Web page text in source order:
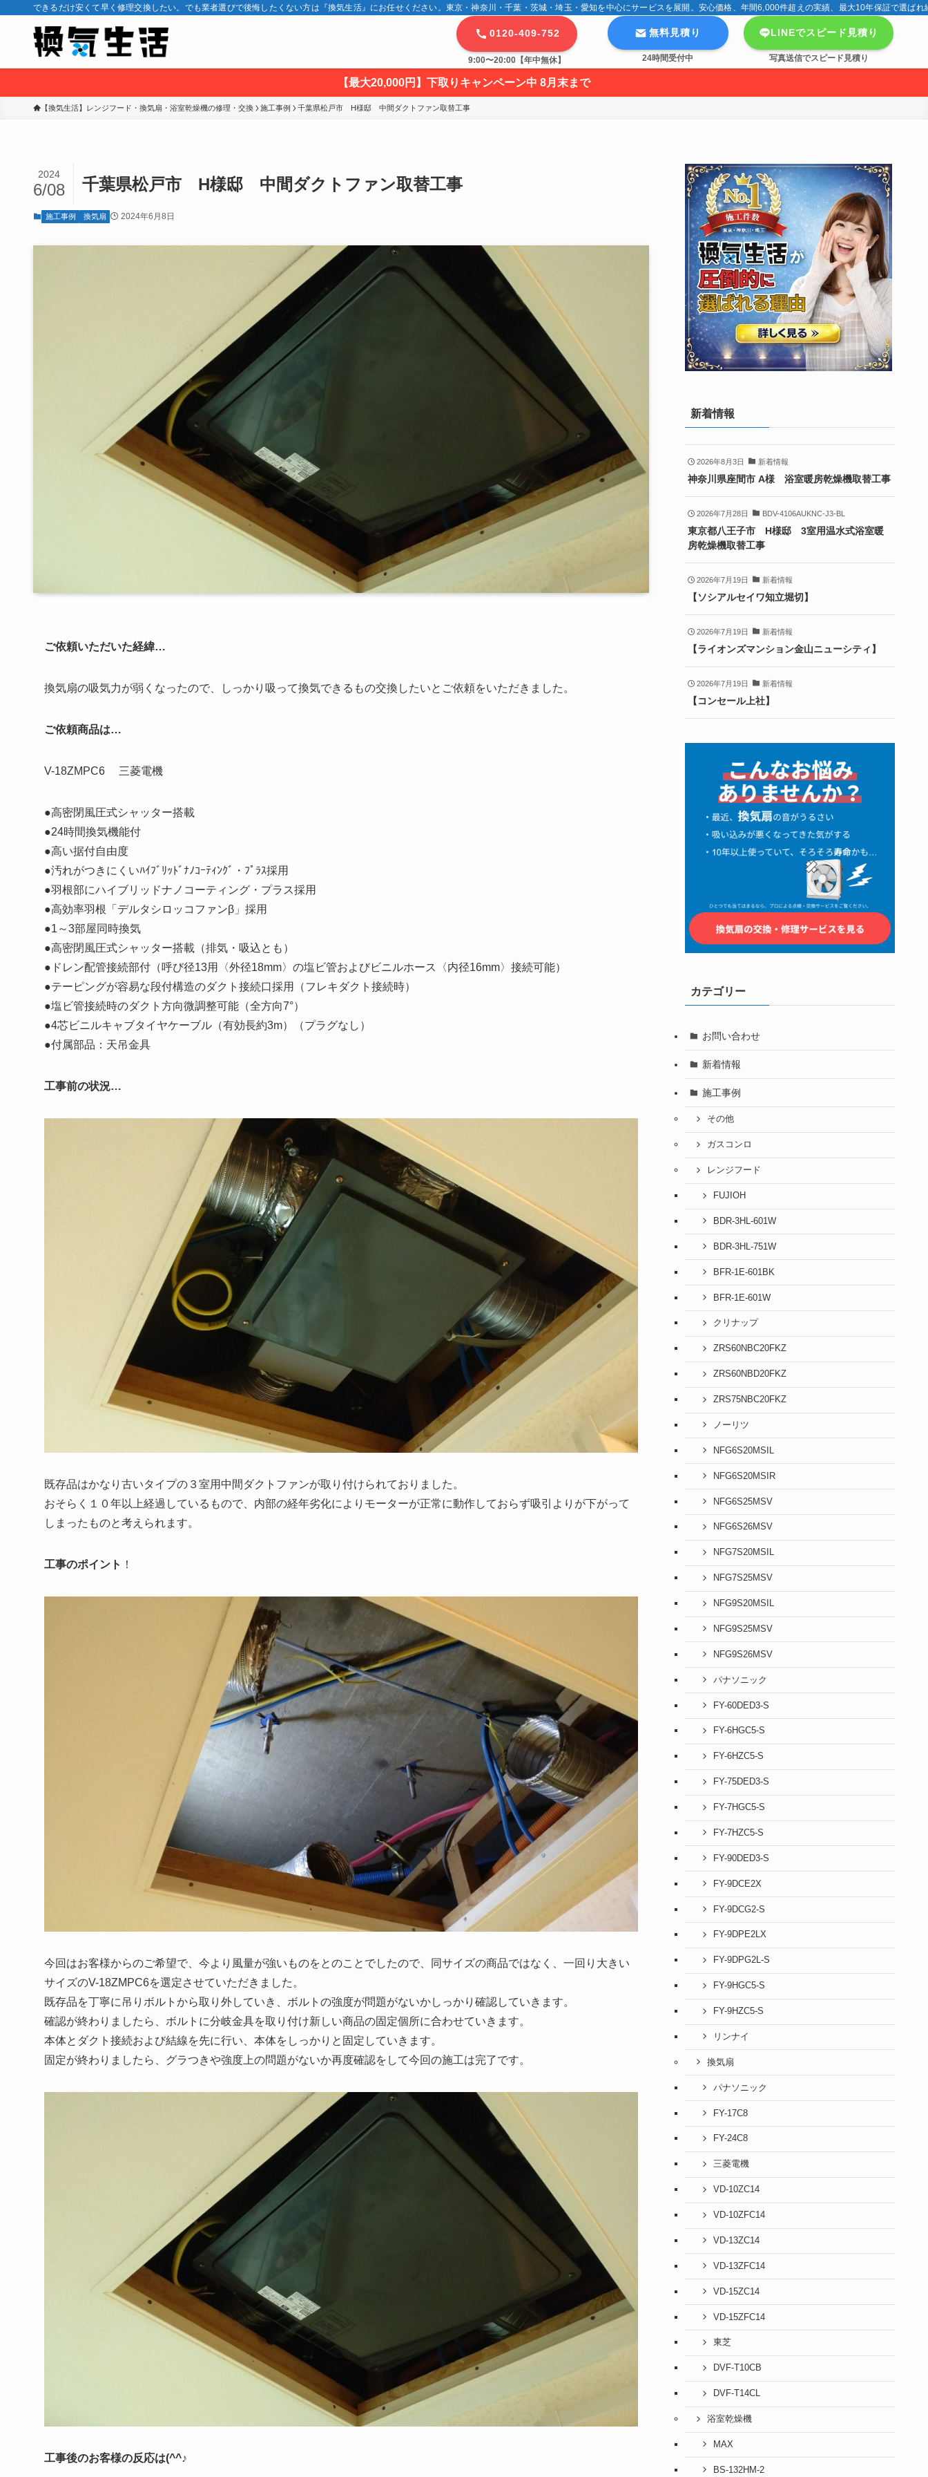
できるだけ安くて早く修理交換したい。でも業者選びで後悔したくない方は『換気生活』にお任せください。東京・神奈川・千葉・茨城・埼玉・愛知を中心にサービスを展開。安心価格、年間6,000件超えの実績、最大10年保証で選ばれ
0120-409-752
9:00〜20:00【年中無休】
無料見積り
24時間受付中
LINEでスピード見積り
写真送信でスピード見積り
【最大20,000円】下取りキャンペーン中 8月末まで
【換気生活】レンジフード・換気扇・浴室乾燥機の修理・交換 施工事例 千葉県松戸市　H様邸　中間ダクトファン取替工事
千葉県松戸市 H様邸 中間ダクトファン取替工事
2024
6/08
施工事例 換気扇 2024年6月8日
ご依頼いただいた経緯…
換気扇の吸気力が弱くなったので、しっかり吸って換気できるもの交換したいとご依頼をいただきました。
ご依頼商品は…
V-18ZMPC6 三菱電機
●高密閉風圧式シャッター搭載
●24時間換気機能付
●高い据付自由度
●汚れがつきにくいﾊｲﾌﾞﾘｯﾄﾞﾅﾉｺｰﾃｨﾝｸﾞ・ﾌﾟﾗｽ採用
●羽根部にハイブリッドナノコーティング・プラス採用
●高効率羽根「デルタシロッコファンβ」採用
●1～3部屋同時換気
●高密閉風圧式シャッター搭載（排気・吸込とも）
●ドレン配管接続部付（呼び径13用〈外径18mm〉の塩ビ管およびビニルホース〈内径16mm〉接続可能）
●テーピングが容易な段付構造のダクト接続口採用（フレキダクト接続時）
●塩ビ管接続時のダクト方向微調整可能（全方向7°）
●4芯ビニルキャブタイヤケーブル（有効長約3m）（プラグなし）
●付属部品：天吊金具
工事前の状況…
既存品はかなり古いタイプの３室用中間ダクトファンが取り付けられておりました。
おそらく１０年以上経過しているもので、内部の経年劣化によりモーターが正常に動作しておらず吸引よりが下がって
しまったものと考えられます。
工事のポイント ！
今回はお客様からのご希望で、今より風量が強いものをとのことでしたので、同サイズの商品ではなく、一回り大きい
サイズのV-18ZMPC6を選定させていただきました。
既存品を丁寧に吊りボルトから取り外していき、ボルトの強度が問題がないかしっかり確認していきます。
確認が終わりましたら、ボルトに分岐金具を取り付け新しい商品の固定個所に合わせていきます。
本体とダクト接続および結線を先に行い、本体をしっかりと固定していきます。
固定が終わりましたら、グラつきや強度上の問題がないか再度確認をして今回の施工は完了です。
工事後のお客様の反応は(^^♪
新着情報
2026年8月3日 新着情報
神奈川県座間市 A様 浴室暖房乾燥機取替工事
2026年7月28日 BDV-4106AUKNC-J3-BL
東京都八王子市 H様邸 3室用温水式浴室暖
房乾燥機取替工事
2026年7月19日 新着情報
【ソシアルセイワ知立堀切】
2026年7月19日 新着情報
【ライオンズマンション金山ニューシティ】
2026年7月19日 新着情報
【コンセール上社】
カテゴリー
お問い合わせ
新着情報
施工事例
その他
ガスコンロ
レンジフード
FUJIOH
BDR-3HL-601W
BDR-3HL-751W
BFR-1E-601BK
BFR-1E-601W
クリナップ
ZRS60NBC20FKZ
ZRS60NBD20FKZ
ZRS75NBC20FKZ
ノーリツ
NFG6S20MSIL
NFG6S20MSIR
NFG6S25MSV
NFG6S26MSV
NFG7S20MSIL
NFG7S25MSV
NFG9S20MSIL
NFG9S25MSV
NFG9S26MSV
パナソニック
FY-60DED3-S
FY-6HGC5-S
FY-6HZC5-S
FY-75DED3-S
FY-7HGC5-S
FY-7HZC5-S
FY-90DED3-S
FY-9DCE2X
FY-9DCG2-S
FY-9DPE2LX
FY-9DPG2L-S
FY-9HGC5-S
FY-9HZC5-S
リンナイ
換気扇
パナソニック
FY-17C8
FY-24C8
三菱電機
VD-10ZC14
VD-10ZFC14
VD-13ZC14
VD-13ZFC14
VD-15ZC14
VD-15ZFC14
東芝
DVF-T10CB
DVF-T14CL
浴室乾燥機
MAX
BS-132HM-2